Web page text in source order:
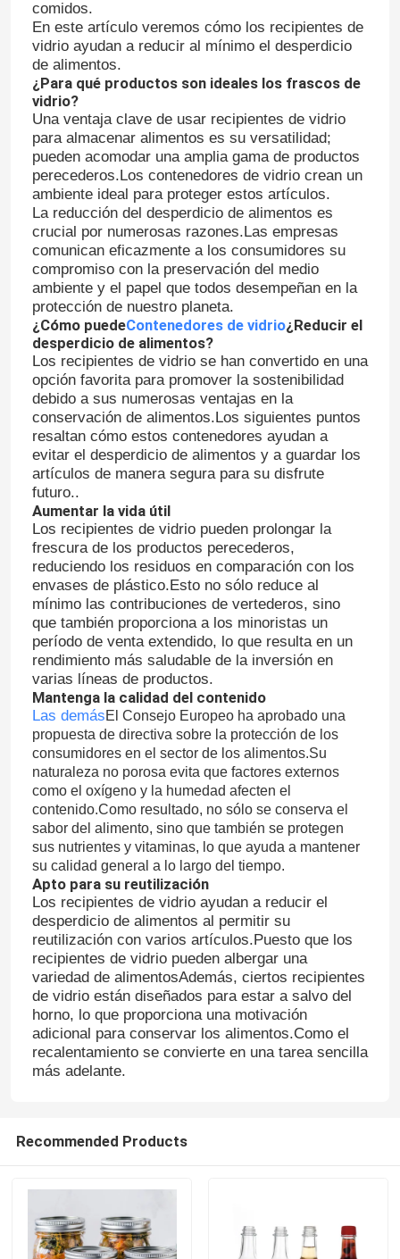
Inicio
Productos
Sobre nosotros
Visita a la fábrica
Control de Calidad
Contacto
comidos.
En este artículo veremos cómo los recipientes de
vidrio ayudan a reducir al mínimo el desperdicio
de alimentos.
¿Para qué productos son ideales los frascos de
vidrio?
Una ventaja clave de usar recipientes de vidrio
para almacenar alimentos es su versatilidad;
pueden acomodar una amplia gama de productos
perecederos.Los contenedores de vidrio crean un
ambiente ideal para proteger estos artículos.
La reducción del desperdicio de alimentos es
crucial por numerosas razones.Las empresas
comunican eficazmente a los consumidores su
compromiso con la preservación del medio
ambiente y el papel que todos desempeñan en la
protección de nuestro planeta.
¿Cómo puedeContenedores de vidrio¿Reducir el
desperdicio de alimentos?
Los recipientes de vidrio se han convertido en una
opción favorita para promover la sostenibilidad
debido a sus numerosas ventajas en la
conservación de alimentos.Los siguientes puntos
resaltan cómo estos contenedores ayudan a
evitar el desperdicio de alimentos y a guardar los
artículos de manera segura para su disfrute
futuro..
Aumentar la vida útil
Los recipientes de vidrio pueden prolongar la
frescura de los productos perecederos,
reduciendo los residuos en comparación con los
envases de plástico.Esto no sólo reduce al
mínimo las contribuciones de vertederos, sino
que también proporciona a los minoristas un
período de venta extendido, lo que resulta en un
rendimiento más saludable de la inversión en
varias líneas de productos.
Mantenga la calidad del contenido
Las demásEl Consejo Europeo ha aprobado una
propuesta de directiva sobre la protección de los
consumidores en el sector de los alimentos.Su
naturaleza no porosa evita que factores externos
como el oxígeno y la humedad afecten el
contenido.Como resultado, no sólo se conserva el
sabor del alimento, sino que también se protegen
sus nutrientes y vitaminas, lo que ayuda a mantener
su calidad general a lo largo del tiempo.
Apto para su reutilización
Los recipientes de vidrio ayudan a reducir el
desperdicio de alimentos al permitir su
reutilización con varios artículos.Puesto que los
recipientes de vidrio pueden albergar una
variedad de alimentosAdemás, ciertos recipientes
de vidrio están diseñados para estar a salvo del
horno, lo que proporciona una motivación
adicional para conservar los alimentos.Como el
recalentamiento se convierte en una tarea sencilla
más adelante.
Recommended Products